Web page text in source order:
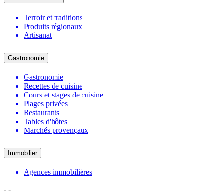
Terroir et traditions
Produits régionaux
Artisanat
Gastronomie
Gastronomie
Recettes de cuisine
Cours et stages de cuisine
Plages privées
Restaurants
Tables d'hôtes
Marchés provençaux
Immobilier
Agences immobilières
- -